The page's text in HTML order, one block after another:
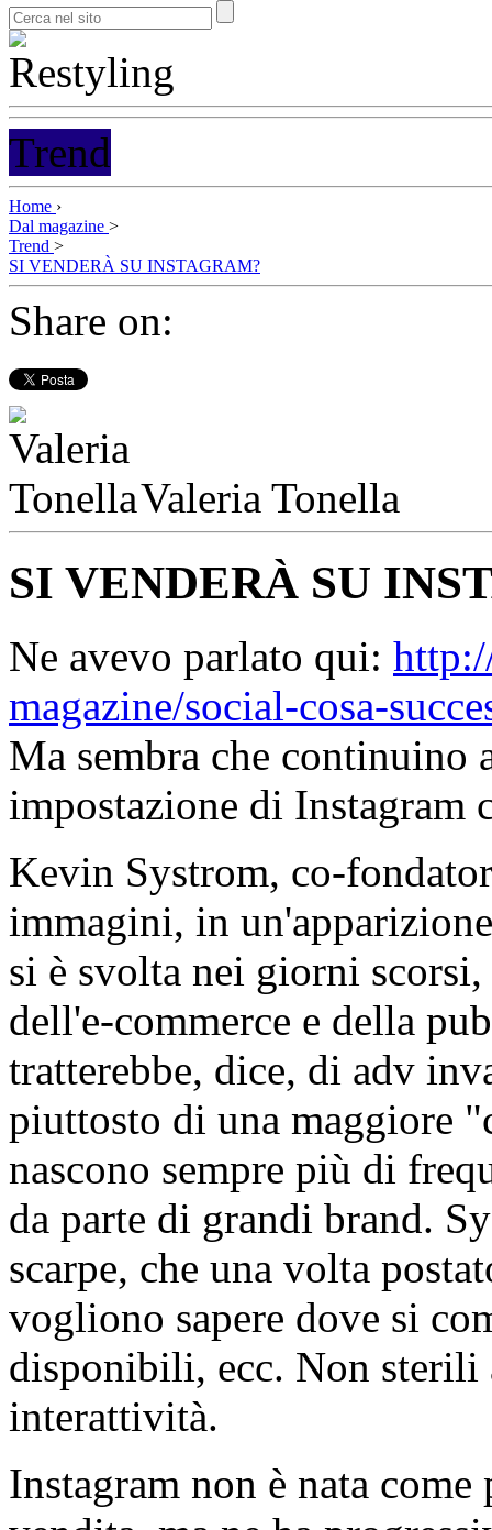
Trend
Home ›
Dal magazine >
Trend >
SI VENDERÀ SU INSTAGRAM?
Share on:
Valeria Tonella
SI VENDERÀ SU
Ne avevo parlato qui:
magazine/social-cosa-
Ma sembra che continuino
impostazione di Instagram
Kevin Systrom, co-
immagini, in
si è svolta nei giorni
dell'e-commerce e della
tratterebbe, dice, di adv
piuttosto di una maggiore
nascono sempre più di
da parte di grandi brand.
scarpe, che una volta
vogliono sapere dove si
disponibili, ecc. Non
interattività.
Instagram non è nata